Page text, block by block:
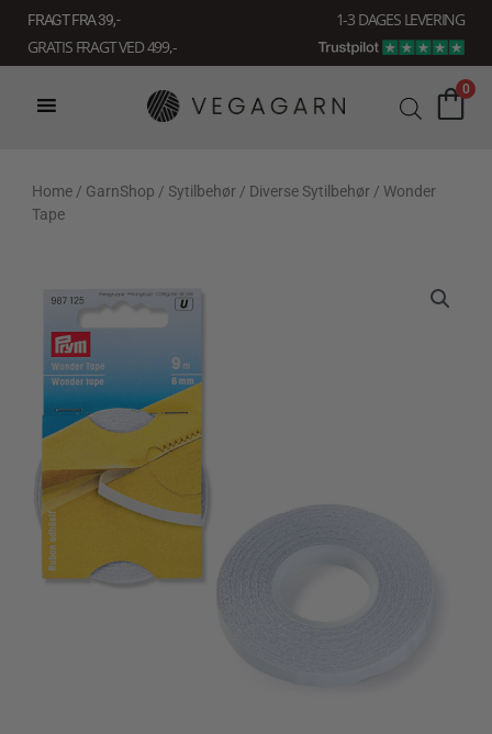
indholdet
FRAGT FRA 39, -
1-3 DAGES LEVERING
GRATIS FRAGT VED 499,-
0
Home / GarnShop / Sytilbehør / Diverse Sytilbehør / Wonder
Tape